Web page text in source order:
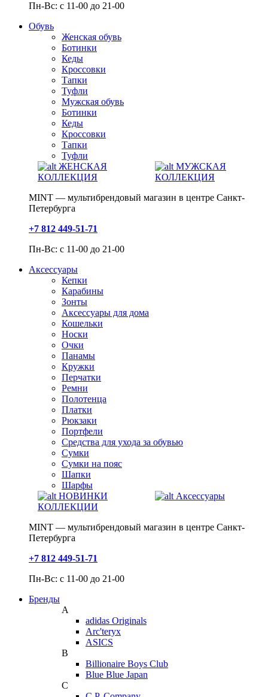
Пн-Вс: с 11-00 до 21-00
Обувь
Женская обувь
Ботинки
Кеды
Кроссовки
Тапки
Туфли
Мужская обувь
Ботинки
Кеды
Кроссовки
Тапки
Туфли
ЖЕНСКАЯ
КОЛЛЕКЦИЯ
МУЖСКАЯ
КОЛЛЕКЦИЯ
MINT — мультибрендовый магазин в центре Санкт-
Петербурга
+7 812 449-51-71
Пн-Вс: с 11-00 до 21-00
Аксессуары
Кепки
Карабины
Зонты
Аксессуары для дома
Кошельки
Носки
Очки
Панамы
Кружки
Перчатки
Ремни
Полотенца
Платки
Рюкзаки
Портфели
Средства для ухода за обувью
Сумки
Сумки на пояс
Шапки
Шарфы
НОВИНКИ
КОЛЛЕКЦИИ
Аксессуары
MINT — мультибрендовый магазин в центре Санкт-
Петербурга
+7 812 449-51-71
Пн-Вс: с 11-00 до 21-00
Бренды
A
adidas Originals
Arc'teryx
ASICS
B
Billionaire Boys Club
Blue Blue Japan
C